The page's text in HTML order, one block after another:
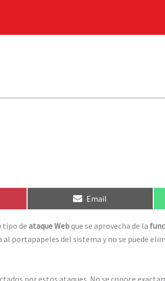
Compartir
Email
tipo de ataque Webque se aprovecha de la
portapapeles del sistema y no se puede
por estos ataques. No se conoce